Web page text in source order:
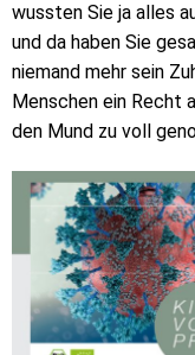
wussten Sie ja alles
und da haben Sie
niemand mehr sein
Menschen ein Recht
den Mund zu voll